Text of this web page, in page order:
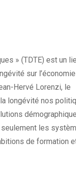
» (TDTE) est un
sur
Hervé Lorenzi, le
longévité nos
seulement les
de formation